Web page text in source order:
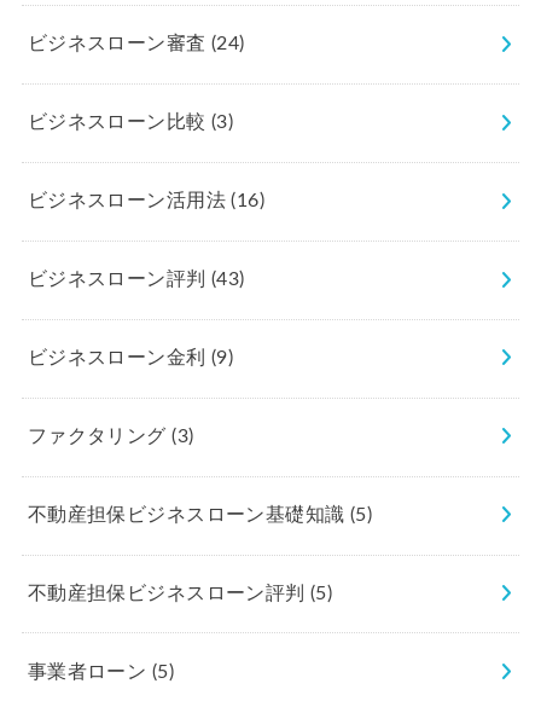
ビジネスローン審査 (24)
ビジネスローン比較 (3)
ビジネスローン活用法(16)
ビジネスローン評判 (43)
ビジネスローン金利 (9)
ファクタリング(3)
不動産担保ビジネスローン基礎知識 (5)
不動産担保ビジネスローン評判(5)
事業者ローン (5)